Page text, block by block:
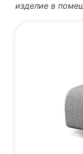
изделие в